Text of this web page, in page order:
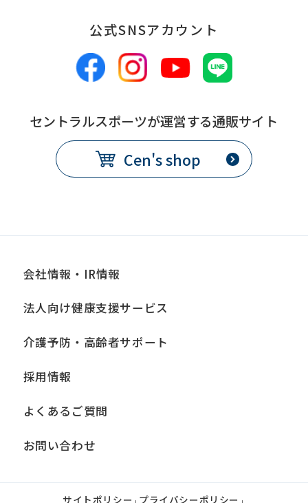
公式SNSアカウント
セントラルスポーツが運営する通販サイト
Cen's shop
会社情報・IR情報
法人向け健康支援サービス
介護予防・高齢者サポート
採用情報
よくあるご質問
お問い合わせ
サイトポリシー プライバシーポリシー